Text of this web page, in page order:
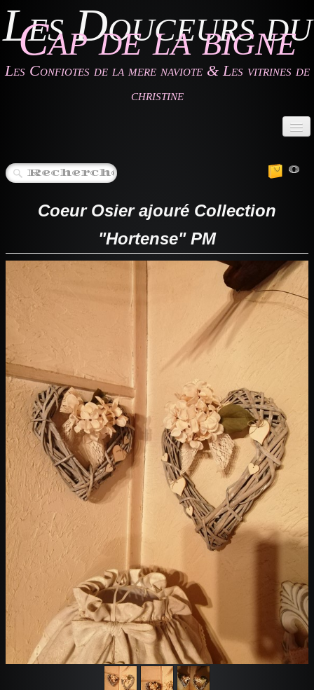
Les Douceurs du
Cap de la bigne
Les Confiotes de la mere naviote & Les vitrines de
christine
Les Confiotes de la mère Naviote
Les Vitrines de Christine
Les Gîtes
Contact
0
Coeur Osier ajouré Collection
"Hortense" PM